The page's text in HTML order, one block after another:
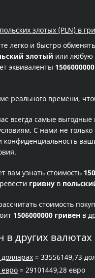
злотых (PLN) в
легко и быстро
злотый или любую
эквиваленты
реального времени,
всегда самые
С нами не
конфиденциальность
вам узнать стоимость
гривну в
стоимость
1506000000 гривен в
в других валютах
= 33556149,73
евро = 29101449,28 евро